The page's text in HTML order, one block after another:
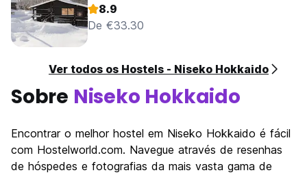
8.9
De €33.30
Ver todos os Hostels - Niseko Hokkaido
Sobre Niseko Hokkaido
Encontrar o melhor hostel em Niseko Hokkaido é fácil
com Hostelworld.com. Navegue através de resenhas
de hóspedes e fotografias da mais vasta gama de